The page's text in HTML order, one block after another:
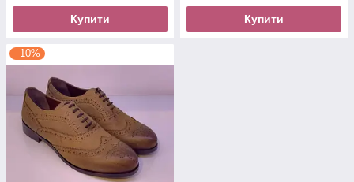
Купити Купити
–10%